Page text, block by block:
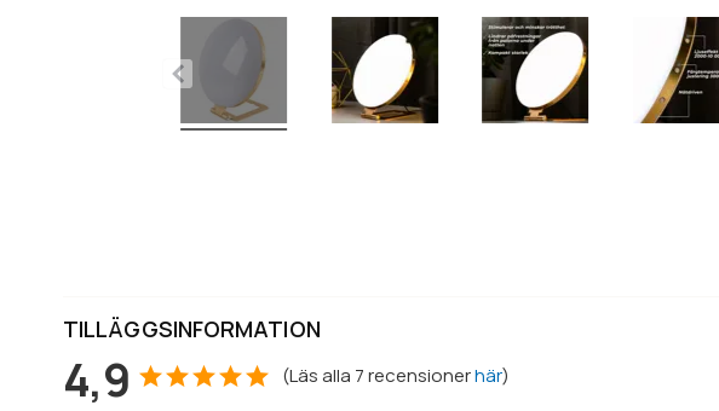
TILLÄGGSINFORMATION
4,9 (Läs alla 7recensionerhär)